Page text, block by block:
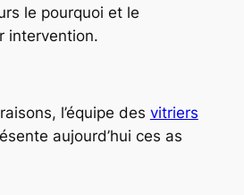
le pourquoi et le
intervention.
l’équipe des vitriers
aujourd’hui ces as